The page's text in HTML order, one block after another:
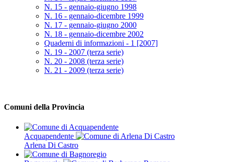
N. 15 - gennaio-giugno 1998
N. 16 - gennaio-dicembre 1999
N. 17 - gennaio-giugno 2000
N. 18 - gennaio-dicembre 2002
Quaderni di informazioni - 1 [2007]
N. 19 - 2007 (terza serie)
N. 20 - 2008 (terza serie)
N. 21 - 2009 (terza serie)
Comuni della Provincia
Acquapendente
Arlena Di Castro